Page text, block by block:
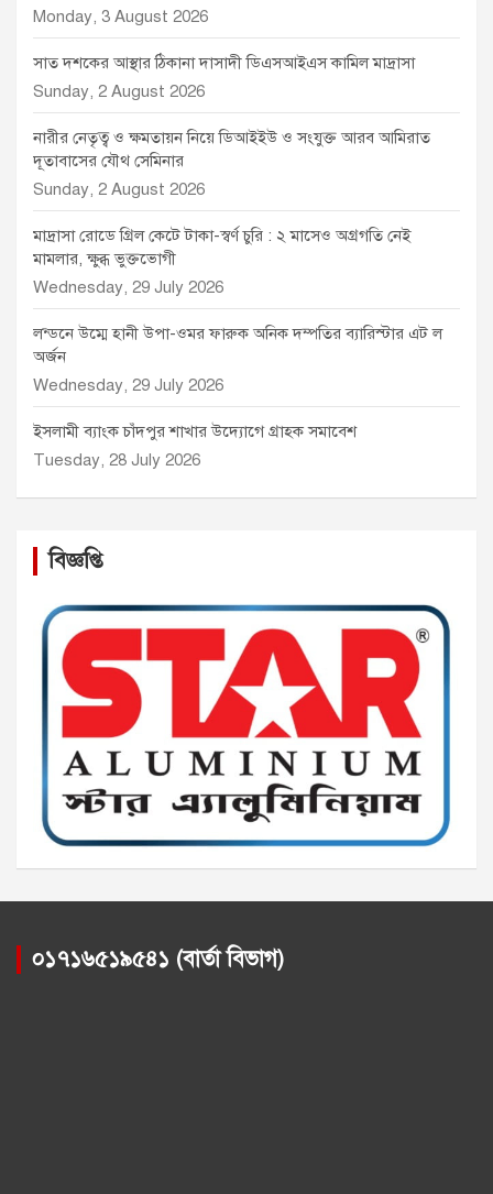
Monday, 3 August 2026
সাত দশকের আস্থার ঠিকানা দাসাদী ডিএসআইএস কামিল মাদ্রাসা
Sunday, 2 August 2026
নারীর নেতৃত্ব ও ক্ষমতায়ন নিয়ে ডিআইইউ ও সংযুক্ত আরব আমিরাত
দূতাবাসের যৌথ সেমিনার
Sunday, 2 August 2026
মাদ্রাসা রোডে গ্রিল কেটে টাকা-স্বর্ণ চুরি : ২ মাসেও অগ্রগতি নেই
মামলার, ক্ষুব্ধ ভুক্তভোগী
Wednesday, 29 July 2026
লন্ডনে উম্মে হানী উপা-ওমর ফারুক অনিক দম্পতির ব্যারিস্টার এট ল
অর্জন
Wednesday, 29 July 2026
ইসলামী ব্যাংক চাঁদপুর শাখার উদ্যোগে গ্রাহক সমাবেশ
Tuesday, 28 July 2026
বিজ্ঞপ্তি
০১৭১৬৫১৯৫৪১ (বার্তা বিভাগ)